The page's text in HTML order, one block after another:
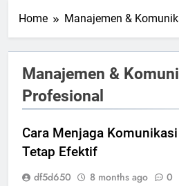
Home Manajemen &
Manajemen &
Profesional
Cara Menjaga
Tetap Efektif
df5d650 8 months ago 0